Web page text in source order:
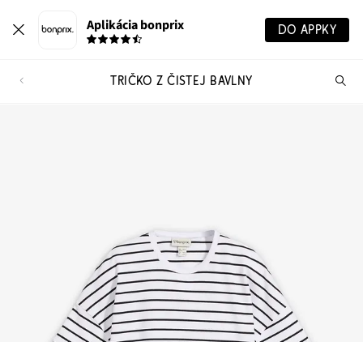
Aplikácia bonprix DO APPKY
TRIČKO Z ČISTEJ BAVLNY